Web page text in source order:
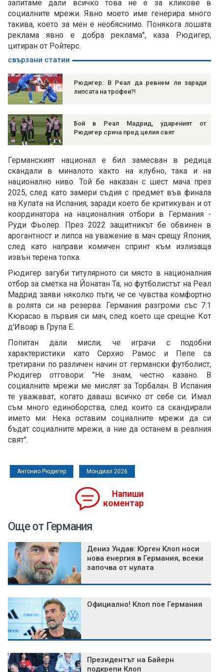
запитаме дали всичко това не е за кликове в
социалните мрежи. Явно моето име генерира много
такива, което за мен е необяснимо. Понякога лошата
реклама явно е добра реклама", каза Рюдигер,
цитиран от Ройтерс.
свързани статии
Рюдигер: В Реал да ревнем ли заради
липсата на трофеи?!
Бой в Реал Мадрид, удареният от
Рюдигер срича пред целия свят
Германският национал е бил замесван в редица
скандали в миналото както на клубно, така и на
национално ниво. Той бе наказан с шест мача през
2025, след като замери съдия с предмет във финала
на Купата на Испания, заради което бе критикуван и от
координатора на националния отбори в Германия -
Руди Фьолер. През 2022 защитникът бе обвинен в
арогантност и липса на уважение в мач срещу Япония,
след като направи комичен спринт към излизаща
извън терена топка.
Рюдигер загуби титулярното си място в националния
отбор за сметка на Йонатан Та, но футболистът на Реал
Мадрид заяви няколко пъти, че се чувства комфортно
в ролята си на резерва. Германия разгроми със 7:1
Кюрасао в първия си мач, след което ще срещне Кот
д'Ивоар в Група Е.
Попитан дали мисли, че играчи с подобни
характеристики като Серхио Рамос и Пепе са
третирани по различен начин от германски футболист,
Рюдигер отговори: "Не знам, честно казано. В
социалните мрежи ме мислят за Торбалан. В Испания
те уважават, когато даваш всичко от себе си. Имал
съм много единоборства, след които са скандирали
името ми. Нека оставим социалните мрежи да си
бъдат социалните мрежи, а ние да останем в реалния
свят".
Антонио Рюдигер Мондиал 2026
Напиши
коментар
Още от Германия
Дениз Ундав: Юрген Клоп носи
нова енергия в Германия, всеки
започва от нулата
Официално! Клоп пое Германия
Президентът на Байерн
подкрепи Клоп